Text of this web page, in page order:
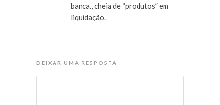
banca., cheia de “produtos” em
liquidação.
DEIXAR UMA RESPOSTA